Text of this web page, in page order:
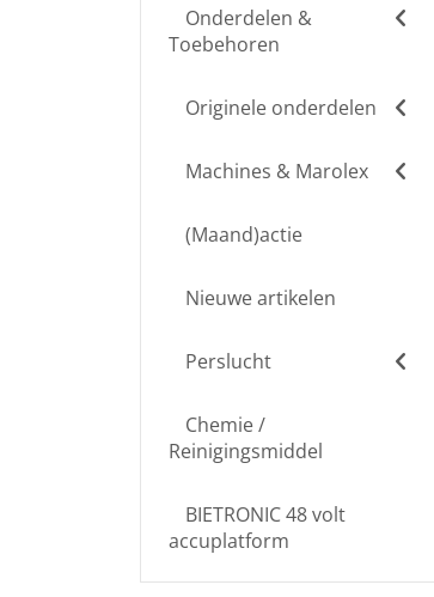
Onderdelen &
Toebehoren
Originele onderdelen
Machines & Marolex
(Maand)actie
Nieuwe artikelen
Perslucht
Chemie /
Reinigingsmiddel
BIETRONIC 48 volt
accuplatform